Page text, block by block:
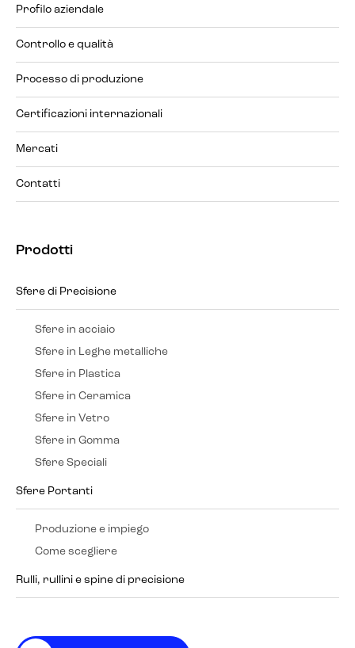
Profilo aziendale
Controllo e qualità
Processo di produzione
Certificazioni internazionali
Mercati
Contatti
Prodotti
Sfere di Precisione
Sfere in acciaio
Sfere in Leghe metalliche
Sfere in Plastica
Sfere in Ceramica
Sfere in Vetro
Sfere in Gomma
Sfere Speciali
Sfere Portanti
Produzione e impiego
Come scegliere
Rulli, rullini e spine di precisione